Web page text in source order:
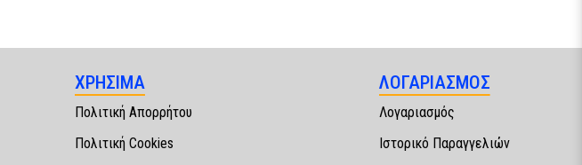
ΧΡΗΣΙΜΑ
Πολιτική Απορρήτου
Πολιτική Cookies
ΛΟΓΑΡΙΑΣΜΟΣ
Λογαριασμός
Ιστορικό Παραγγελιών